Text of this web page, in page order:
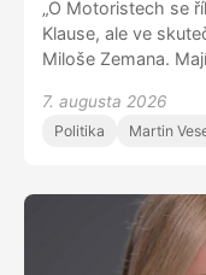
„O Motoristech se
Klause, ale ve
Miloše Zemana.
Staněk ve speciální
měl schytat
7. augusta 2026
Politika Martin